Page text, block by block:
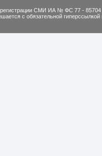
регистрации СМИ ИА № ФС 77 - 85704
с обязательной гиперссылкой